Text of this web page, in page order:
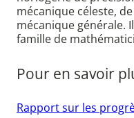
mécanique céleste,
mécanique générale.
famille de
Pour en savoir
Rapport sur les